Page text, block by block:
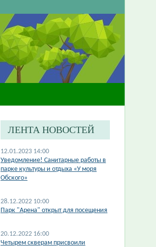
ЛЕНТА НОВОСТЕЙ
12.01.2023 14:00
​Уведомление! Санитарные работы в
парке культуры и отдыха «У моря
Обского»
28.12.2022 10:00
Парк "Арена" открыт для посещения
20.12.2022 16:00
Четырем скверам присвоили